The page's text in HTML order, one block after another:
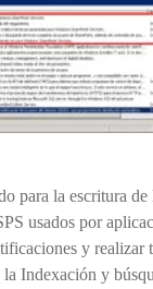
para la escritura de
usados por
y realizar
Indexación y